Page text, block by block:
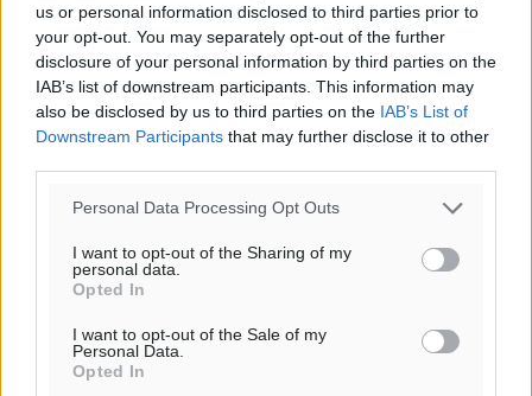
us or personal information disclosed to third parties prior to
your opt-out. You may separately opt-out of the further
disclosure of your personal information by third parties on the
IAB’s list of downstream participants. This information may
also be disclosed by us to third parties on the IAB’s List of
Downstream Participants that may further disclose it to other
Personal Data Processing Opt Outs
I want to opt-out of the Sharing of my
personal data.
Opted In
I want to opt-out of the Sale of my
Personal Data.
Opted In
Χαράς ευαγγέλια στη ΔΕΥΑΡ για τις βροχοπτώσεις
καθώς όπως προκύπτει από τα στοιχεία, ήδη σε σχέση
με το αντίστοιχο περσινό διάστημα Σεπτεμβρίου-
Φεβρουαρίου, τα ποσοστά είναι ...